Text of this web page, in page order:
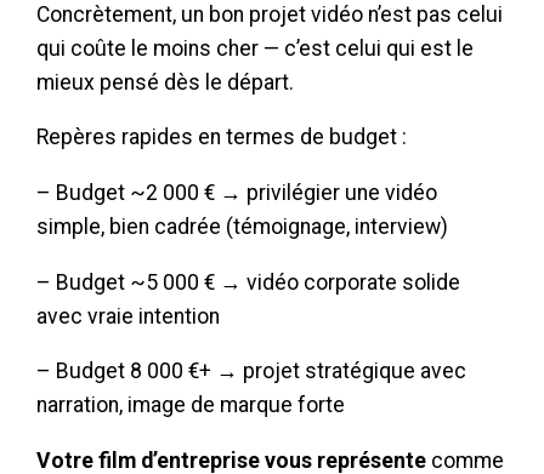
Concrètement, un bon projet vidéo n’est pas celui
qui coûte le moins cher — c’est celui qui est le
mieux pensé dès le départ.
Repères rapides en termes de budget :
– Budget ~2 000 € → privilégier une vidéo
simple, bien cadrée (témoignage, interview)
– Budget ~5 000 € → vidéo corporate solide
avec vraie intention
– Budget 8 000 €+ → projet stratégique avec
narration, image de marque forte
Votre film d’entreprise vous représente comme